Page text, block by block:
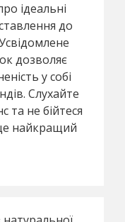
ідеальні
до
дозволяє
у собі
Слухайте
та не бійтеся
найкращий